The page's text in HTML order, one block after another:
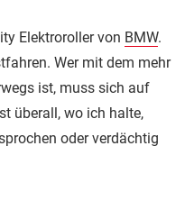
Elektroroller von BMW.
Wer mit dem mehr
ist, muss sich auf
überall, wo ich halte,
oder verdächtig